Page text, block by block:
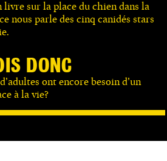
livre sur la place du chien dans la
nous parle des cinq canidés stars
DONC
ont encore besoin d’un
à la vie?